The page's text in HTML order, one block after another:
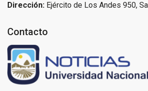
Dirección: Ejército de Los Andes 950,
Contacto